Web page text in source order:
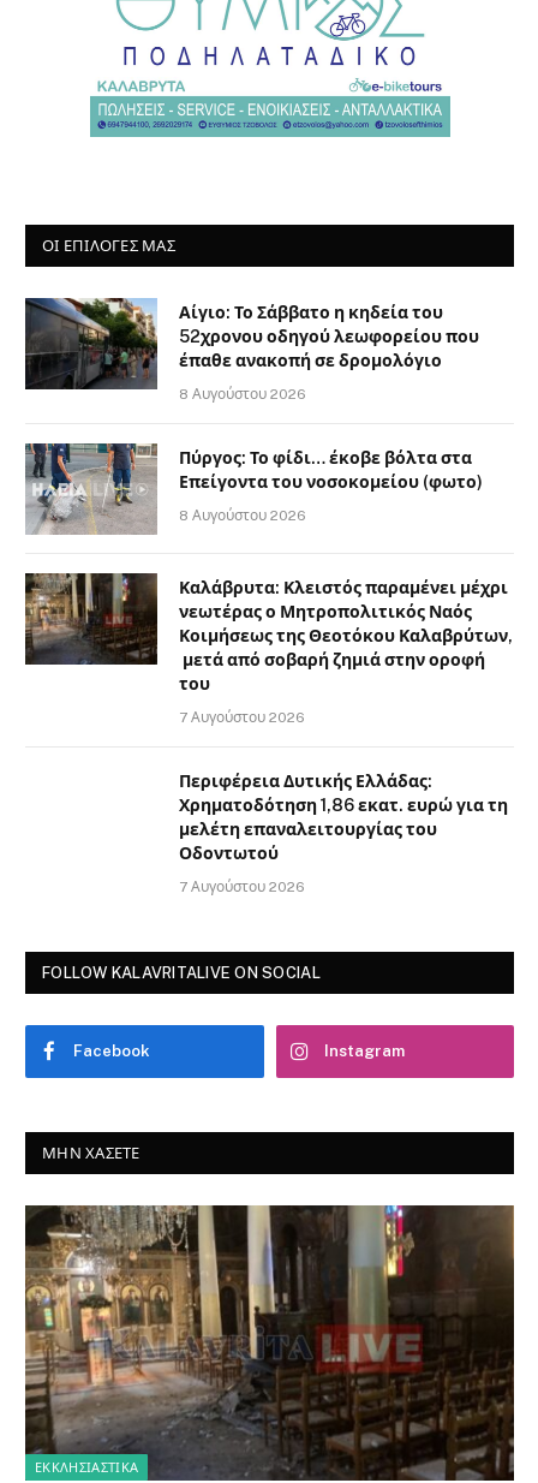
ΟΙ ΕΠΙΛΟΓΈΣ ΜΑΣ
Αίγιο: Το Σάββατο η κηδεία του
52χρονου οδηγού λεωφορείου που
έπαθε ανακοπή σε δρομολόγιο
8 Αυγούστου 2026
Πύργος: Το φίδι… έκοβε βόλτα στα
Επείγοντα του νοσοκομείου (φωτο)
8 Αυγούστου 2026
Καλάβρυτα: Κλειστός παραμένει μέχρι
νεωτέρας ο Μητροπολιτικός Ναός
Κοιμήσεως της Θεοτόκου Καλαβρύτων,
μετά από σοβαρή ζημιά στην οροφή
του
7 Αυγούστου 2026
Περιφέρεια Δυτικής Ελλάδας:
Χρηματοδότηση 1,86 εκατ. ευρώ για τη
μελέτη επαναλειτουργίας του
Οδοντωτού
7 Αυγούστου 2026
FOLLOW KALAVRITALIVE ON SOCIAL
Facebook Instagram
ΜΗΝ ΧΆΣΕΤΕ
ΕΚΚΛΗΣΙΑΣΤΙΚΑ